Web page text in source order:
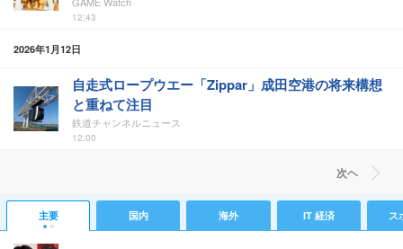
12:43
2026年1月12日
自走式ロープウエー「Zippar」成田空港の将来構想
と重ねて注目
鉄道チャンネルニュース
12:00
次ヘ
主要 国内 海外 IT 経済 ス